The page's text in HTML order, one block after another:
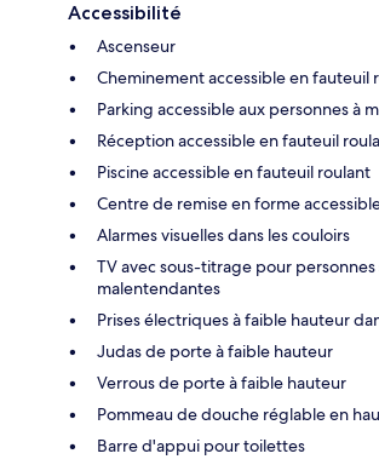
Accessibilité
Ascenseur
Cheminement accessible en fauteuil
Parking accessible aux personnes à
Réception accessible en fauteuil
Piscine accessible en fauteuil roulant
Centre de remise en forme
Alarmes visuelles dans les couloirs
TV avec sous-titrage pour
malentendantes
Prises électriques à faible hauteur
Judas de porte à faible hauteur
Verrous de porte à faible hauteur
Pommeau de douche réglable en
Barre d'appui pour toilettes